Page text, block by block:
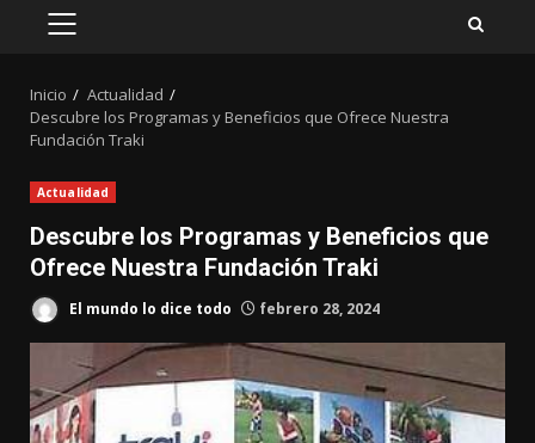
MENÚ
Inicio
Actualidad
Descubre los Programas y Beneficios que Ofrece Nuestra
Fundación Traki
Actualidad
Descubre los Programas y Beneficios que
Ofrece Nuestra Fundación Traki
El mundo lo dice todo febrero 28, 2024